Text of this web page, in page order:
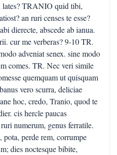
lates? TRANIO quid tibi,
an ruri censes te esse?
dierecte, abscede ab ianua.
cur me verberas? 9-10 TR.
adveniat senex. sine modo
comes. TR. Nec veri simile
quemquam ut quisquam
vero scurra, deliciae
hoc, credo, Tranio, quod te
cis hercle paucas
numerum, genus ferratile.
perde rem, corrumpe
dies noctesque bibite,